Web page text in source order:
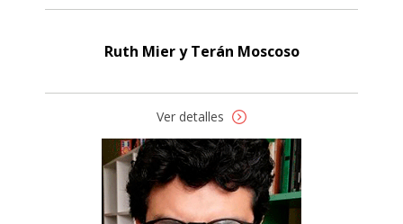
Ruth Mier y Terán Moscoso
Ver detalles